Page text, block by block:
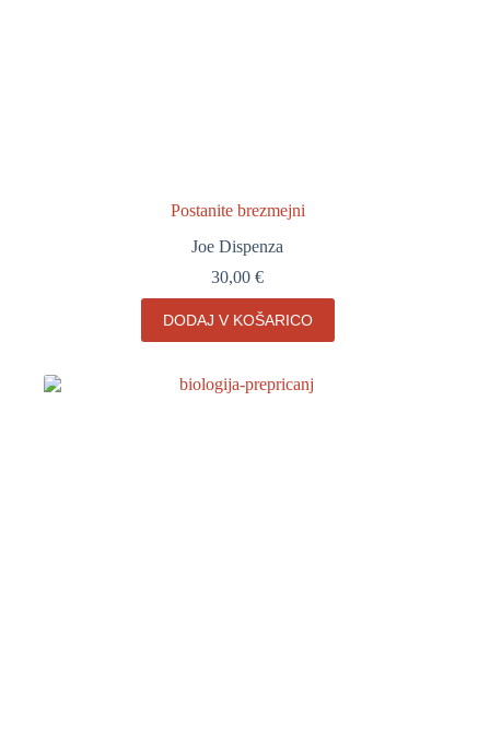
Postanite brezmejni
Joe Dispenza
30,00€
DODAJ V KOŠARICO